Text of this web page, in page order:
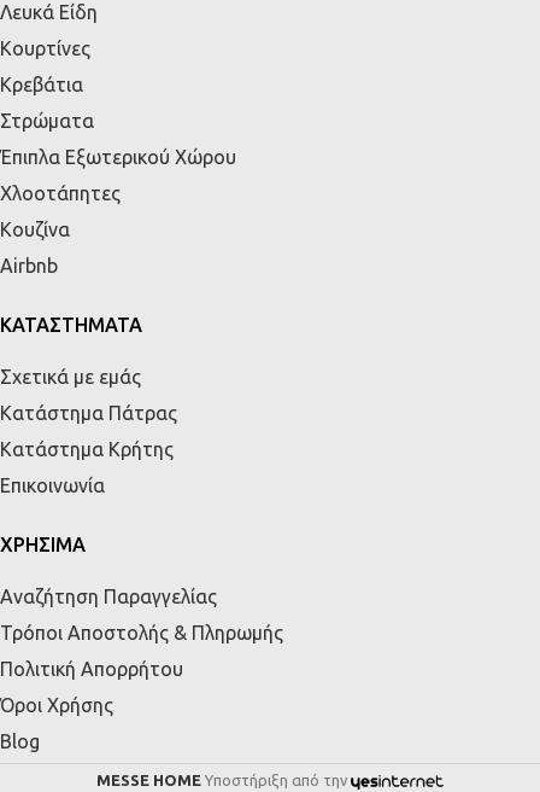
Λευκά Είδη
Κουρτίνες
Κρεβάτια
Στρώματα
Έπιπλα Εξωτερικού Χώρου
Χλοοτάπητες
Κουζίνα
Airbnb
ΚΑΤΑΣΤΗΜΑΤΑ
Σχετικά με εμάς
Κατάστημα Πάτρας
Κατάστημα Κρήτης
Επικοινωνία
ΧΡΗΣΙΜΑ
Αναζήτηση Παραγγελίας
Τρόποι Αποστολής & Πληρωμής
Πολιτική Απορρήτου
Όροι Χρήσης
Blog
MESSE HOME Υποστήριξη από την